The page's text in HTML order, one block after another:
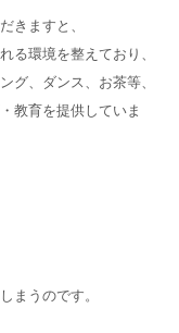
きますと、
る環境を整えており、
グ、ダンス、お茶等、
教育を提供していま
まうのです。